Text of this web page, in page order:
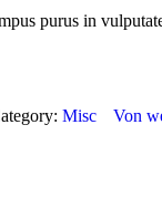
purus in
Misc Von